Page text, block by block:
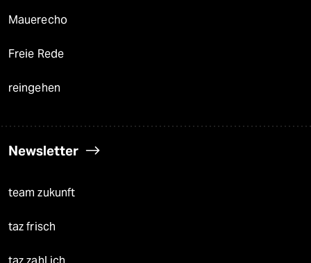
Mauerecho
Freie Rede
reingehen
Newsletter
team zukunft
taz frisch